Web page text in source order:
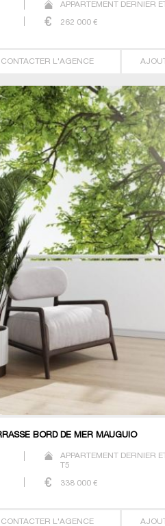
APPARTEMENT DERNIER
262 000€
CONTACTER L'AGENCE
BORD DE MER MAUGUIO
APPARTEMENT DERNIER
T5
338 000€
CONTACTER L'AGENCE